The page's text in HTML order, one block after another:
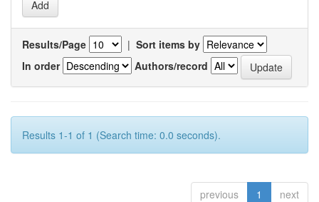
Results/Page | Sort items by
In order
Authors/record
Results 1-1 of 1 (Search time: 0.0 seconds).
previous 1 next